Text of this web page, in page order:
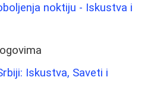
noktiju - Iskustva i
Iskustva, Saveti i